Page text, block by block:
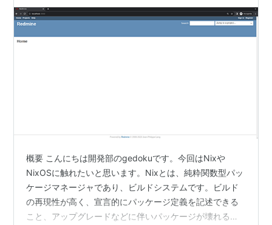
概要 こんにちは開発部のgedokuです。今回はNixや
NixOSに触れたいと思います。Nixとは、純粋関数型パッ
ケージマネージャであり、ビルドシステムです。ビルド
の再現性が高く、宣言的にパッケージ定義を記述できる
こと、アップグレードなどに伴いパッケージが壊れるこ